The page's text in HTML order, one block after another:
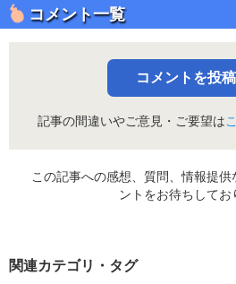
コメント一覧
コメントを投
記事の間違いやご意見・ご要望は
この記事への感想、質問、情報提
ントをお待ちしてお
関連カテゴリ・タグ